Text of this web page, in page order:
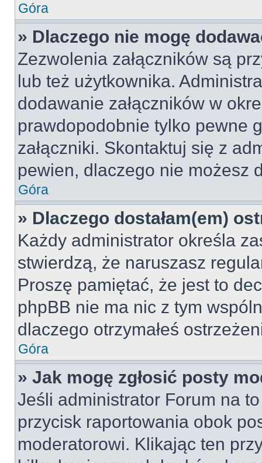
Góra
» Dlaczego nie mogę
Zezwolenia załączników są
lub też użytkownika.
dodawanie załączników w
prawdopodobnie tylko pewne
załączniki. Skontaktuj się z
pewien, dlaczego nie możesz
Góra
» Dlaczego dostałam(em)
Każdy administrator określa
stwierdzą, że naruszasz
Proszę pamiętać, że jest to
phpBB nie ma nic z tym
dlaczego otrzymałeś
Góra
» Jak mogę zgłosić posty
Jeśli administrator Forum na
przycisk raportowania obok
moderatorowi. Klikając ten